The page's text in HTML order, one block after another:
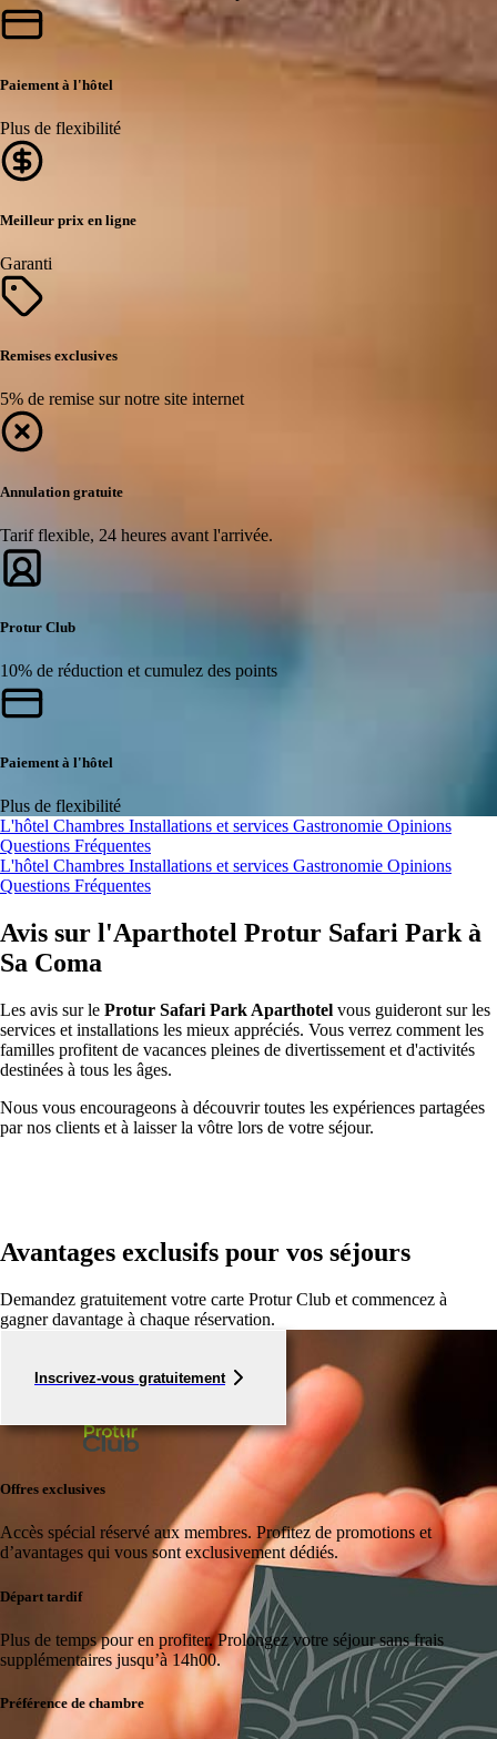
Paiement à l'hôtel
Plus de flexibilité
Meilleur prix en ligne
Garanti
Remises exclusives
5% de remise sur notre site internet
Annulation gratuite
Tarif flexible, 24 heures avant l'arrivée.
Protur Club
10% de réduction et cumulez des points
Paiement à l'hôtel
Plus de flexibilité
L'hôtel Chambres Installations et services Gastronomie Opinions
Questions Fréquentes
L'hôtel Chambres Installations et services Gastronomie Opinions
Questions Fréquentes
Avis sur l'Aparthotel Protur Safari Park à
Sa Coma
Les avis sur le Protur Safari Park Aparthotel vous guideront sur les
services et installations les mieux appréciés. Vous verrez comment les
familles profitent de vacances pleines de divertissement et d'activités
destinées à tous les âges.
Nous vous encourageons à découvrir toutes les expériences partagées
par nos clients et à laisser la vôtre lors de votre séjour.
Avantages exclusifs pour vos séjours
Demandez gratuitement votre carte Protur Club et commencez à
gagner davantage à chaque réservation.
Inscrivez-vous gratuitement
Offres exclusives
Accès spécial réservé aux membres. Profitez de promotions et
d’avantages qui vous sont exclusivement dédiés.
Départ tardif
Plus de temps pour en profiter. Prolongez votre séjour sans frais
supplémentaires jusqu’à 14h00.
Préférence de chambre